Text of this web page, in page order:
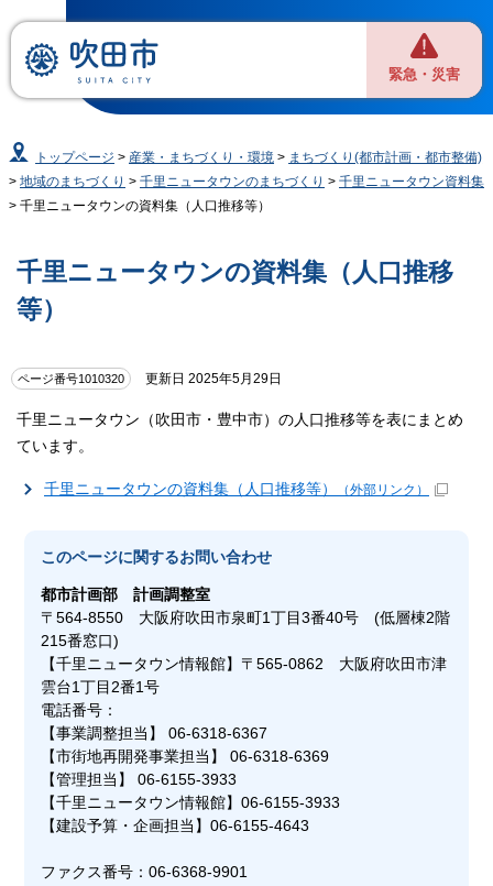
緊急・災害
トップページ > 産業・まちづくり・環境 > まちづくり(都市計画・都市整備)
> 地域のまちづくり > 千里ニュータウンのまちづくり > 千里ニュータウン資料集
> 千里ニュータウンの資料集（人口推移等）
千里ニュータウンの資料集（人口推移
等）
ページ番号1010320 更新日 2025年5月29日
千里ニュータウン（吹田市・豊中市）の人口推移等を表にまとめ
ています。
千里ニュータウンの資料集（人口推移等） （外部リンク）
このページに関するお問い合わせ
都市計画部計画調整室
〒564-8550 大阪府吹田市泉町1丁目3番40号 (低層棟2階
215番窓口)
【千里ニュータウン情報館】〒565-0862 大阪府吹田市津
雲台1丁目2番1号
電話番号：
【事業調整担当】 06-6318-6367
【市街地再開発事業担当】 06-6318-6369
【管理担当】 06-6155-3933
【千里ニュータウン情報館】06-6155-3933
【建設予算・企画担当】06-6155-4643
ファクス番号：06-6368-9901